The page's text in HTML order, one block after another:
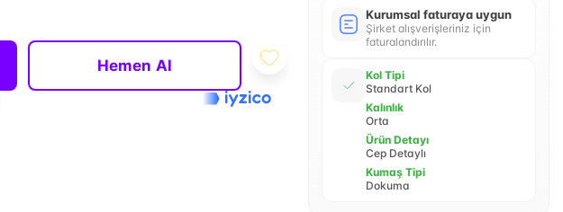
Hemen Al
Kurumsal faturaya uygun
Şirket alışverişleriniz için
faturalandırılır.
Kol Tipi
Standart Kol
Kalınlık
Orta
Ürün Detayı
Cep Detaylı
Kumaş Tipi
Dokuma